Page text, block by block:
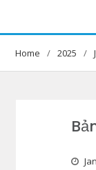
Home 2025